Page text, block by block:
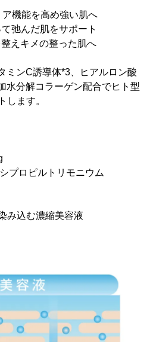
機能を高め強い肌へ
弛んだ肌をサポート
えキメの整った肌へ
ミンC誘導体*3、ヒアルロン酸
水分解コラーゲン配合でヒト型
します。
プロピルトリモニウム
み込む濃縮美容液